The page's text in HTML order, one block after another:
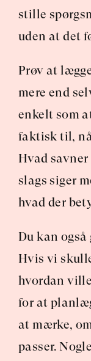
stille
uden at det
Prøv at
mere end
enkelt som
faktisk til,
Hvad
slags siger
hvad der
Du kan
Hvis vi
hvordan
for at
at mærke,
passer.